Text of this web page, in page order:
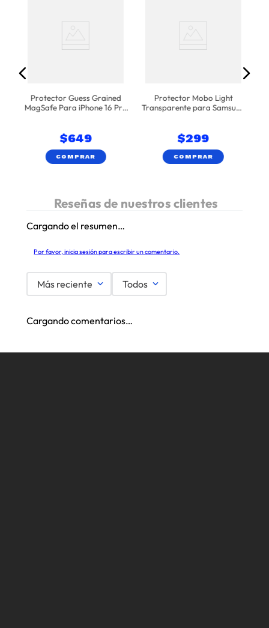
Protector Guess Grained
MagSafe Para iPhone 16 Pro
$649
COMPRAR
Protector Mobo Light
Transparente para Samsung
$299
COMPRAR
Cargando el resumen…
Por favor, inicia sesión para escribir un comentario.
Más reciente Todos
Cargando comentarios…